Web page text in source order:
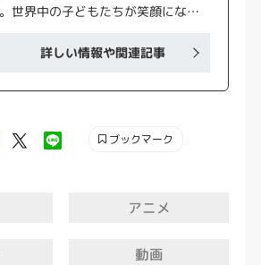
世界中の子どもたちが笑顔になる
信スタート。登場キャラがもっと好
たて食パン４人組のYouTubeアニ
ティラ！』 https://www.youtube.
ー・オムツのごろう』 https://www.
詳しい情報や関連記事
ブックマーク
アニメ
動画